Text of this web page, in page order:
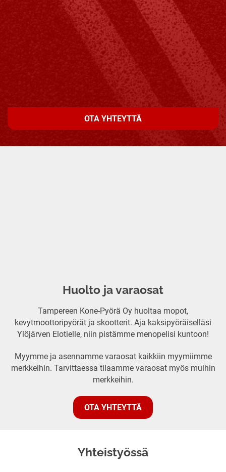
OTA YHTEYTTÄ
Huolto ja varaosat
Tampereen Kone-Pyörä Oy huoltaa mopot,
kevytmoottoripyörät ja skootterit. Aja kaksipyöräiselläsi
Ylöjärven Elotielle, niin pistämme menopelisi kuntoon!
Myymme ja asennamme varaosat kaikkiin myymiimme
merkkeihin. Tarvittaessa tilaamme varaosat myös muihin
merkkeihin.
OTA YHTEYTTÄ
Yhteistyössä